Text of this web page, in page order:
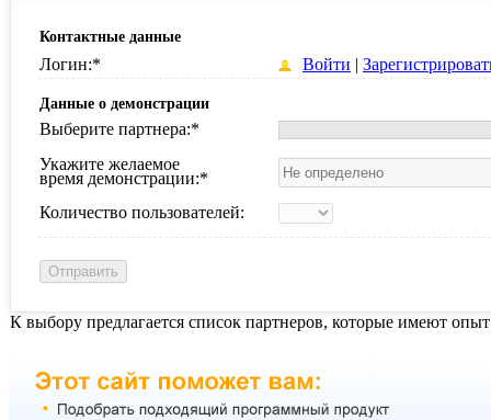
Контактные данные
Логин:* Войти |
Данные о демонстрации
Выберите партнера:*
Укажите желаемое
время демонстрации:*
Количество пользователей:
К выбору предлагается список партнеров, которые имеют